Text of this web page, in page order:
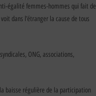
égalité femmes-hommes qui fait de
dans l’étranger la cause de tous
ONG, associations,
baisse régulière de la participation